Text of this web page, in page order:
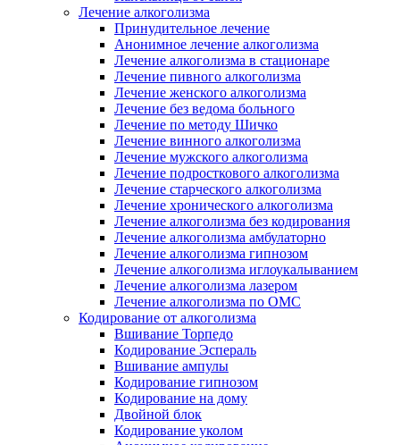
Лечение алкоголизма
Принудительное лечение
Анонимное лечение алкоголизма
Лечение алкоголизма в стационаре
Лечение пивного алкоголизма
Лечение женского алкоголизма
Лечение без ведома больного
Лечение по методу Шичко
Лечение винного алкоголизма
Лечение мужского алкоголизма
Лечение подросткового алкоголизма
Лечение старческого алкоголизма
Лечение хронического алкоголизма
Лечение алкоголизма без кодирования
Лечение алкоголизма амбулаторно
Лечение алкоголизма гипнозом
Лечение алкоголизма иглоукалыванием
Лечение алкоголизма лазером
Лечение алкоголизма по ОМС
Кодирование от алкоголизма
Вшивание Торпедо
Кодирование Эспераль
Вшивание ампулы
Кодирование гипнозом
Кодирование на дому
Двойной блок
Кодирование уколом